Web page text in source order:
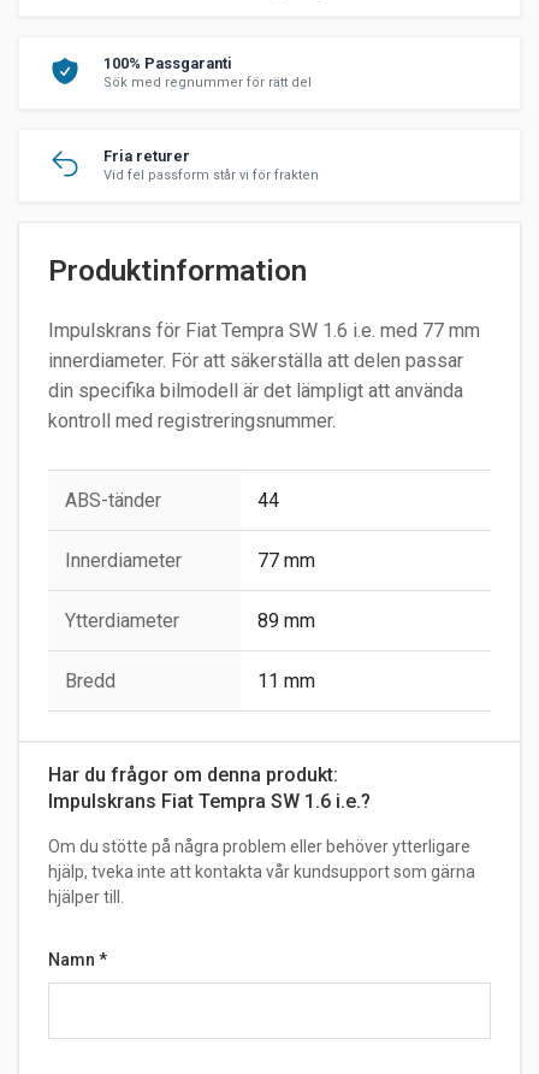
100% Passgaranti
Sök med regnummer för rätt del
Fria returer
Vid fel passform står vi för frakten
Produktinformation
Impulskrans för Fiat Tempra SW 1.6 i.e. med 77 mm
innerdiameter. För att säkerställa att delen passar
din specifika bilmodell är det lämpligt att använda
kontroll med registreringsnummer.
ABS-tänder 44
Innerdiameter 77 mm
Ytterdiameter 89 mm
Bredd 11 mm
Har du frågor om denna produkt:
Impulskrans Fiat Tempra SW 1.6 i.e.?
Om du stötte på några problem eller behöver ytterligare
hjälp, tveka inte att kontakta vår kundsupport som gärna
hjälper till.
Namn *